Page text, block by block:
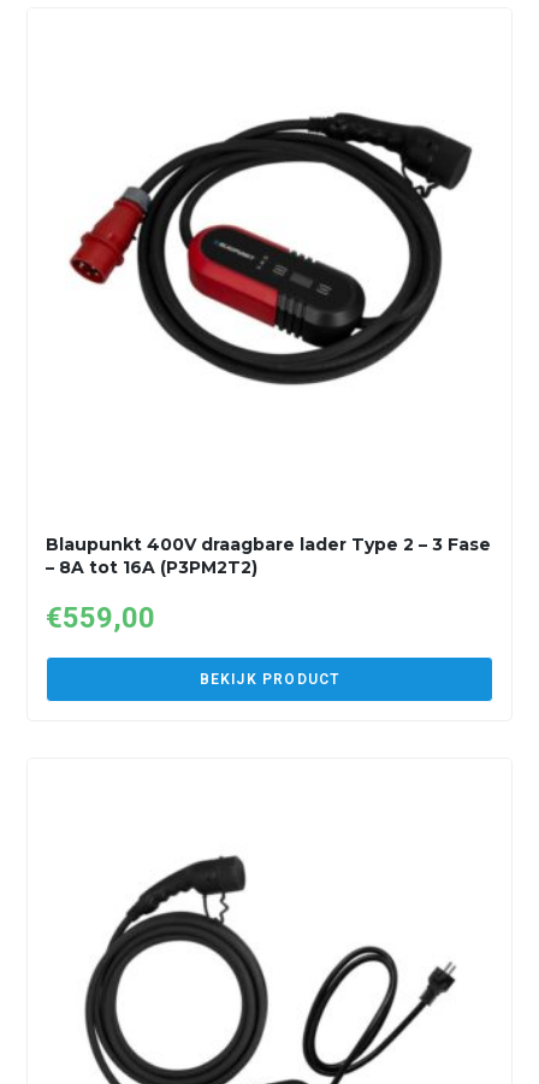
Blaupunkt 400V draagbare lader Type 2 – 3 Fase
– 8A tot 16A (P3PM2T2)
€559,00
BEKIJK PRODUCT